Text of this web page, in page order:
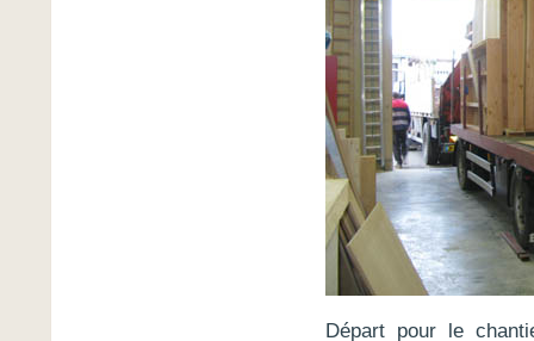
Départ pour le